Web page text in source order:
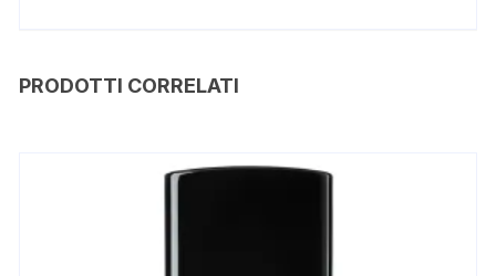
PRODOTTI CORRELATI